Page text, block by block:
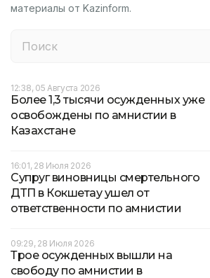
материалы от Kazinform.
12:38, 05 Августа 2026
Более 1,3 тысячи осужденных уже
освобождены по амнистии в
Казахстане
16:01, 28 Июля 2026
Супруг виновницы смертельного
ДТП в Кокшетау ушел от
ответственности по амнистии
09:29, 28 Июля 2026
Трое осужденных вышли на
свободу по амнистии в